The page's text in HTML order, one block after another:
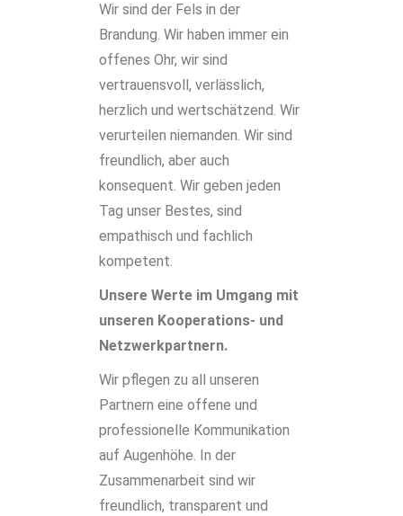
Wir sind der Fels in der
Brandung. Wir haben immer ein
offenes Ohr, wir sind
vertrauensvoll, verlässlich,
herzlich und wertschätzend. Wir
verurteilen niemanden. Wir sind
freundlich, aber auch
konsequent. Wir geben jeden
Tag unser Bestes, sind
empathisch und fachlich
kompetent.
Unsere Werte im Umgang mit
unseren Kooperations- und
Netzwerkpartnern.
Wir pflegen zu all unseren
Partnern eine offene und
professionelle Kommunikation
auf Augenhöhe. In der
Zusammenarbeit sind wir
freundlich, transparent und